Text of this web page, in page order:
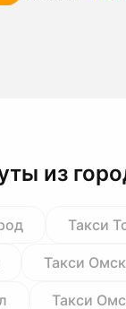
из
Такси
Такси
Такси